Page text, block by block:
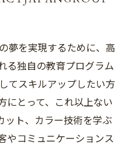
夢を実現するために、高
る独自の教育プログラム
てスキルアップしたい方
にとって、これ以上ない
ット、カラー技術を学ぶ
やコミュニケーションス